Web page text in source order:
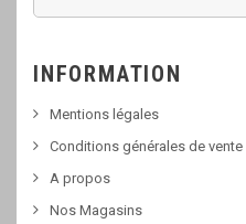
INFORMATION
Mentions légales
Conditions générales de vente
A propos
Nos Magasins